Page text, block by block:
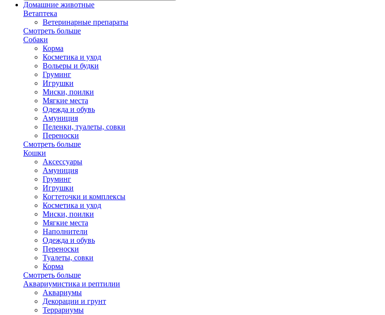
Домашние животные
Ветаптека
Ветеринарные препараты
Смотреть больше
Собаки
Корма
Косметика и уход
Вольеры и будки
Груминг
Игрушки
Миски, поилки
Мягкие места
Одежда и обувь
Амуниция
Пеленки, туалеты, совки
Переноски
Смотреть больше
Кошки
Аксессуары
Амуниция
Груминг
Игрушки
Когтеточки и комплексы
Косметика и уход
Миски, поилки
Мягкие места
Наполнители
Одежда и обувь
Переноски
Туалеты, совки
Корма
Смотреть больше
Аквариумистика и рептилии
Аквариумы
Декорации и грунт
Террариумы